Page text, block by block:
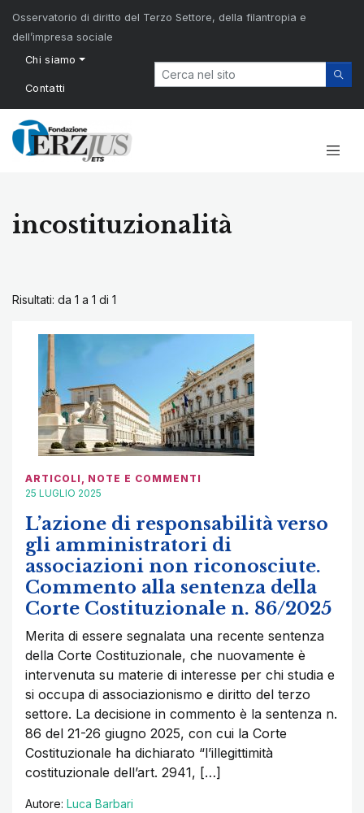
Osservatorio di diritto del Terzo Settore, della filantropia e
dell’impresa sociale
Chi siamo
Contatti
incostituzionalità
Risultati: da 1 a 1 di 1
ARTICOLI , NOTE E COMMENTI
25 LUGLIO 2025
L’azione di responsabilità verso
gli amministratori di
associazioni non riconosciute.
Commento alla sentenza della
Corte Costituzionale n. 86/2025
Merita di essere segnalata una recente sentenza
della Corte Costituzionale, che nuovamente è
intervenuta su materie di interesse per chi studia e
si occupa di associazionismo e diritto del terzo
settore. La decisione in commento è la sentenza n.
86 del 21-26 giugno 2025, con cui la Corte
Costituzionale ha dichiarato “l’illegittimità
costituzionale dell’art. 2941, […]
Autore: Luca Barbari